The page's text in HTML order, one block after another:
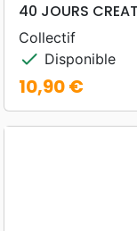
40 JOURS
Collectif
check Disponible
Prix
10,90 €